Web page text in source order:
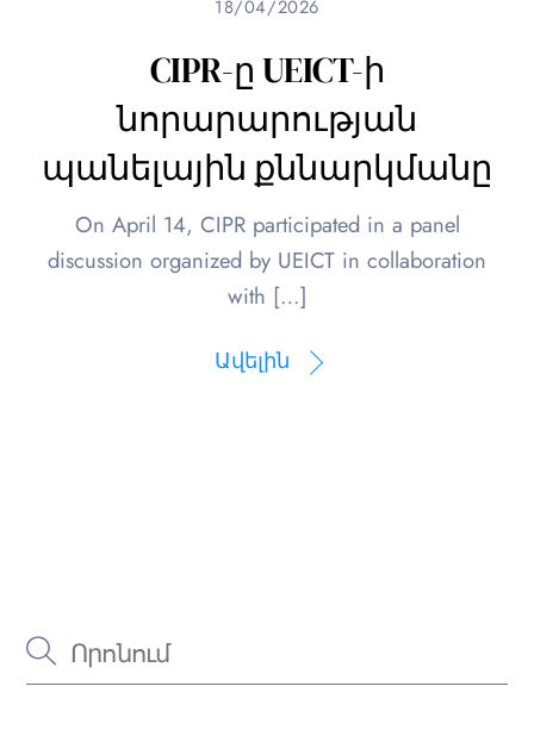
18/04/2026
CIPR-ը UEICT-ի
նորարարության
պանելային քննարկմանը
On April 14, CIPR participated in a panel
discussion organized by UEICT in collaboration
with […]
Ավելին